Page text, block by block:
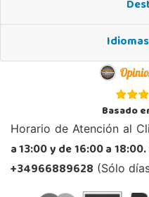
Localizar Tienda
Av. del Trabajo, 1 Local L1- C
41960, Gines
955605259
Localizar Tienda
Basado
Horario de Atención al
a 13:00 y de 16:00 a
+34966889628 (Sólo